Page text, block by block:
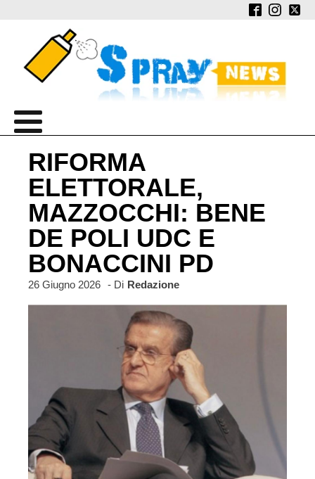
RIFORMA
ELETTORALE,
MAZZOCCHI: BENE
DE POLI UDC E
BONACCINI PD
26 Giugno 2026 - Di Redazione